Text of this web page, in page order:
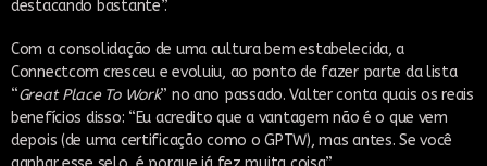
destacando bastante”.
Com a consolidação de uma cultura bem estabelecida, a
Connectcom cresceu e evoluiu, ao ponto de fazer parte da lista
“Great Place To Work” no ano passado. Valter conta quais os reais
benefícios disso: “Eu acredito que a vantagem não é o que vem
depois (de uma certificação como o GPTW), mas antes. Se você